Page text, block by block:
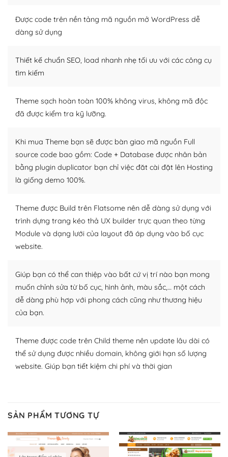
Nếu bạn có các kỹ thuật cơ bản với một theme được
thiết kế tốt, bạn có thể tự sửa đổi. Nếu không bạn có thể
Dễ dàng tùy chỉnh trên WordPress
WordPress là nơi lưu trữ cho một diễn đàn cộng đồng
khổng lồ được kiểm duyệt bởi các nhân viên và những
Nếu bạn gặp khó khăn, bạn có thể lên mạng và tìm
kiếm những cộng đồng WordPress, họ sẽ giúp bạn trả
lời, giải đáp vấn đề của bạn.
– Đa dạng plugin và themes
Plugin mở rộng là thành phần cài đặt thêm vào
WordPress để tăng thêm các tính năng cần thiết. Có
Nhờ lượng người dùng đông đảo, thư viện themes và
plugin của WordPress rất phong phú. Bạn có thể thỏa
thích chọn lựa plugin và themes phù hợp cho mục đích
WordPress đa dạng plugin và themes
– Dễ sử dụng
toàn bộ web.
Và bạn có toàn quyền tự do khi quyết định nơi lưu trữ
trang web WordPress của bạn.
Được code trên nền tảng mã nguồn mở WordPress dễ
dàng sử dụng
Thiết kế chuẩn SEO, load nhanh nhẹ tối ưu với các công cụ
tìm kiếm
Theme sạch hoàn toàn 100% không virus, không mã độc
đã được kiểm tra kỹ lưỡng.
Khi mua Theme bạn sẽ được bàn giao mã nguồn Full
source code bao gồm: Code + Database được nhân bản
bằng plugin duplicator bạn chỉ việc đăt cài đặt lên Hosting
là giống demo 100%.
Theme được Build trên Flatsome nên dễ dàng sử dụng với
trình dựng trang kéo thả UX builder trực quan theo từng
Module và dạng lưới của layout đã áp dụng vào bố cục
website.
Giúp bạn có thể can thiệp vào bất cứ vị trí nào bạn mong
muốn chỉnh sửa từ bố cục, hình ảnh, màu sắc,… một cách
dễ dàng phù hợp với phong cách cũng như thương hiệu
của bạn.
Theme được code trên Child theme nên update lâu dài có
thể sử dụng được nhiều domain, không giới hạn số lượng
website. Giúp bạn tiết kiệm chi phí và thời gian
SẢN PHẨM TƯƠNG TỰ